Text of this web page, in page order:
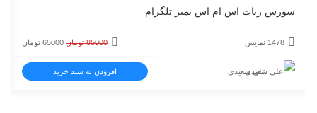
سورس ربات اس ام اس بمبر تلگرام
1478 نمایش 85000 تومان قیمت
85000 تومان
65000 تومان
علی سعیدی افزودن به سبد خرید